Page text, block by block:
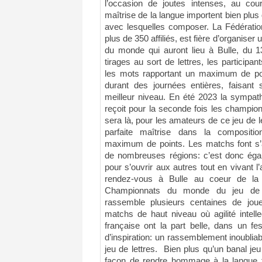
l’occasion de joutes intenses, au
maîtrise de la langue importent bien
avec lesquelles composer. La
plus de 350 affiliés, est fière d’organiser
du monde qui auront lieu à Bulle, du
tirages au sort de lettres, les
les mots rapportant un maximum de
durant des journées entières, faisant
meilleur niveau. En été 2023 la
reçoit pour la seconde fois les
sera là, pour les amateurs de ce jeu de
parfaite maîtrise dans la
maximum de points. Les matchs font
de nombreuses régions: c’est donc
pour s’ouvrir aux autres tout en vivant
rendez-vous à Bulle au coeur de la
Championnats du monde du jeu de
rassemble plusieurs centaines de
matchs de haut niveau où agilité
française ont la part belle, dans un
d’inspiration: un rassemblement
jeu de lettres. Bien plus qu’un banal